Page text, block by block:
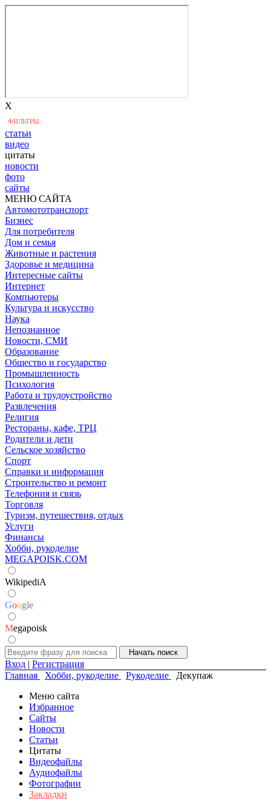
X
ФИЛЬТРЫ:
статьи
видео
цитаты
новости
фото
сайты
МЕНЮ САЙТА
Автомототранспорт
Бизнес
Для потребителя
Дом и семья
Животные и растения
Здоровье и медицина
Интересные сайты
Интернет
Компьютеры
Культура и искусство
Наука
Непознанное
Новости, СМИ
Образование
Общество и государство
Промышленность
Психология
Работа и трудоустройство
Развлечения
Религия
Рестораны, кафе, ТРЦ
Родители и дети
Сельское хозяйство
Спорт
Справки и информация
Строительство и ремонт
Телефония и связь
Торговля
Туризм, путешествия, отдых
Услуги
Финансы
Хобби, рукоделие
MEGAPOISK.COM
WikipediA
Google
Megapoisk
Вход | Регистрация
Главная
Хобби, рукоделие Рукоделие
Декупаж
Меню сайта
Избранное
Сайты
Новости
Статьи
Цитаты
Видеофайлы
Аудиофайлы
Фотографии
Закладки